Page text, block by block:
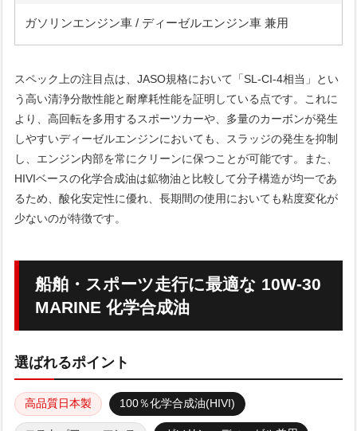
ガソリンエンジン車 / ディーゼルエンジン車 兼用
スペック上の注目点は、JASO規格において「SL-CI-4相当」とい
う高い清浄分散性能と耐摩耗性能を証明している点です。これに
より、高回転を多用するスポーツカーや、多量のカーボンが発生
しやすいディーゼルエンジンにおいても、スラッジの発生を抑制
し、エンジン内部を常にクリーンに保つことが可能です。また、
HIVIベースの化学合成油は鉱物油と比較して分子構造が均一であ
るため、酸化安定性に優れ、長期間の使用においても粘度変化が
少ないのが特徴です。
船舶・スポーツ走行に最適な 10W-30
MARINE 化学合成油
選ばれるポイント
高品質日本製 100％化学合成油(HIVI)